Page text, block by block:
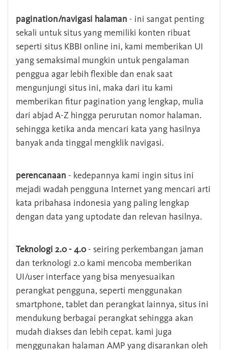
pagination/navigasi halaman - ini sangat penting
sekali untuk situs yang memiliki konten ribuat
seperti situs KBBI online ini, kami memberikan UI
yang semaksimal mungkin untuk pengalaman
penggua agar lebih flexible dan enak saat
mengunjungi situs ini, maka dari itu kami
memberikan fitur pagination yang lengkap, mulia
dari abjad A-Z hingga perurutan nomor halaman.
sehingga ketika anda mencari kata yang hasilnya
banyak anda tinggal mengklik navigasi.
perencanaan - kedepannya kami ingin situs ini
mejadi wadah pengguna Internet yang mencari arti
kata pribahasa indonesia yang paling lengkap
dengan data yang uptodate dan relevan hasilnya.
Teknologi 2.0 - 4.0- seiring perkembangan jaman
dan terknologi 2.0 kami mencoba memberikan
UI/user interface yang bisa menyesuaikan
perangkat pengguna, seperti menggunakan
smartphone, tablet dan perangkat lainnya, situs ini
mendukung berbagai perangkat sehingga akan
mudah diakses dan lebih cepat. kami juga
menggunakan halaman AMP yang disarankan oleh